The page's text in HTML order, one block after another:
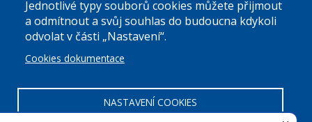
Po a St: 08.00-12.00; 13.00-18.00
Úřední hodiny
00063894DIČ:CZ00063894
Jednotlivé typy souborů cookies můžete přijmout
a odmítnout a svůj souhlas do budoucna kdykoli
odvolat v části „Nastavení“.
Cookies dokumentace
NASTAVENÍ COOKIES